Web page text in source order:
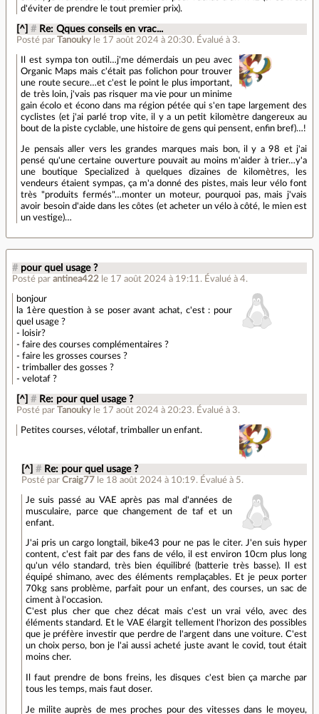
d'éviter de prendre le tout premier prix).
[^] # Re: Qques conseils en vrac...
Posté parTanouky le 17 août 2024 à 20:30. Évalué à 3.
Il est sympa ton outil…j'me démerdais un peu avec
Organic Maps mais c'était pas folichon pour trouver
une route secure…et c'est le point le plus important,
de très loin, j'vais pas risquer ma vie pour un minime
gain écolo et écono dans ma région pétée qui s'en tape largement des
cyclistes (et j'ai parlé trop vite, il y a un petit kilomètre dangereux au
bout de la piste cyclable, une histoire de gens qui pensent, enfin bref)…!
Je pensais aller vers les grandes marques mais bon, il y a 98 et j'ai
pensé qu'une certaine ouverture pouvait au moins m'aider à trier…y'a
une boutique Specialized à quelques dizaines de kilomètres, les
vendeurs étaient sympas, ça m'a donné des pistes, mais leur vélo font
très "produits fermés"…monter un moteur, pourquoi pas, mais j'vais
avoir besoin d'aide dans les côtes (et acheter un vélo à côté, le mien est
un vestige)…
# pour quel usage ?
Posté par antinea422 le 17 août 2024 à 19:11. Évalué à 4.
bonjour
la 1ère question à se poser avant achat, c'est : pour
quel usage ?
- loisir?
- faire des courses complémentaires ?
- faire les grosses courses ?
- trimballer des gosses ?
- velotaf ?
[^] # Re: pour quel usage ?
Posté parTanouky le 17 août 2024 à 20:23. Évalué à 3.
Petites courses, vélotaf, trimballer un enfant.
[^] # Re: pour quel usage ?
Posté par Craig77 le 18 août 2024 à 10:19. Évalué à 5.
Je suis passé au VAE après pas mal d'années de
musculaire, parce que changement de taf et un
enfant.
J'ai pris un cargo longtail, bike43 pour ne pas le citer. J'en suis hyper
content, c'est fait par des fans de vélo, il est environ 10cm plus long
qu'un vélo standard, très bien équilibré (batterie très basse). Il est
équipé shimano, avec des éléments remplaçables. Et je peux porter
70kg sans problème, parfait pour un enfant, des courses, un sac de
ciment à l'occasion.
C'est plus cher que chez décat mais c'est un vrai vélo, avec des
éléments standard. Et le VAE élargit tellement l'horizon des possibles
que je préfère investir que perdre de l'argent dans une voiture. C'est
un choix perso, bon je l'ai aussi acheté juste avant le covid, tout était
moins cher.
Il faut prendre de bons freins, les disques c'est bien ça marche par
tous les temps, mais faut doser.
Je milite auprès de mes proches pour des vitesses dans le moyeu,